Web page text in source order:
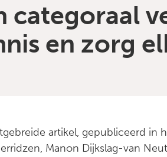
categoraal
en zorg
artikel, gepubliceerd in
Manon Dijkslag-van